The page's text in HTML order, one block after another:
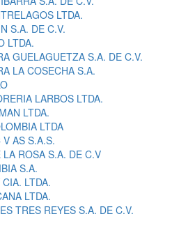
LTDA.
S.A. DE C.V.
LTDA.
GUELAGUETZA S.A. DE C.V.
LA COSECHA S.A.
LARBOS LTDA.
LTDA.
LTDA
AS S.A.S.
ROSA S.A. DE C.V
S.A.
LTDA.
LTDA.
TRES REYES S.A. DE C.V.